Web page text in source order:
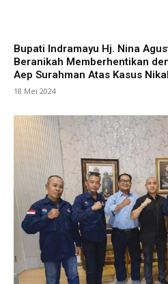
Bupati Indramayu Hj. Nina
Beranikah Memberhentikan
Aep Surahman Atas Kasus
18 Mei 2024